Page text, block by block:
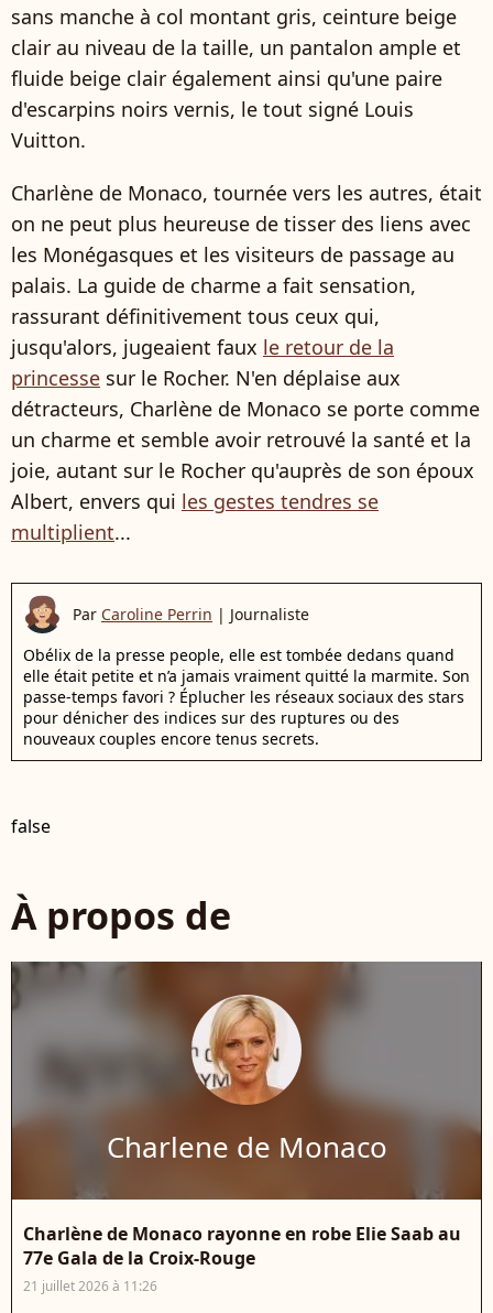
sans manche à col montant gris, ceinture beige
clair au niveau de la taille, un pantalon ample et
fluide beige clair également ainsi qu'une paire
d'escarpins noirs vernis, le tout signé Louis
Vuitton.
Charlène de Monaco, tournée vers les autres, était
on ne peut plus heureuse de tisser des liens avec
les Monégasques et les visiteurs de passage au
palais. La guide de charme a fait sensation,
rassurant définitivement tous ceux qui,
jusqu'alors, jugeaient faux le retour de la
princesse sur le Rocher. N'en déplaise aux
détracteurs, Charlène de Monaco se porte comme
un charme et semble avoir retrouvé la santé et la
joie, autant sur le Rocher qu'auprès de son époux
Albert, envers qui les gestes tendres se
multiplient...
Par Caroline Perrin | Journaliste
Obélix de la presse people, elle est tombée dedans quand
elle était petite et n’a jamais vraiment quitté la marmite. Son
passe-temps favori ? Éplucher les réseaux sociaux des stars
pour dénicher des indices sur des ruptures ou des
nouveaux couples encore tenus secrets.
false
À propos de
Charlene de Monaco
Charlène de Monaco rayonne en robe Elie Saab au
77e Gala de la Croix-Rouge
21 juillet 2026 à 11:26